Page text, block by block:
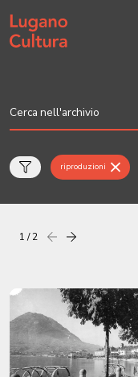
Home page
riproduzioni
1 / 2 Precedentesuccessiva